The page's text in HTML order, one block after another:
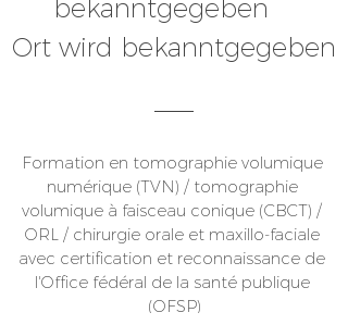
bekanntgegeben
Ort wird bekanntgegeben
Formation en tomographie volumique
numérique (TVN) / tomographie
volumique à faisceau conique (CBCT) /
ORL / chirurgie orale et maxillo-faciale
avec certification et reconnaissance de
l'Office fédéral de la santé publique
(OFSP)